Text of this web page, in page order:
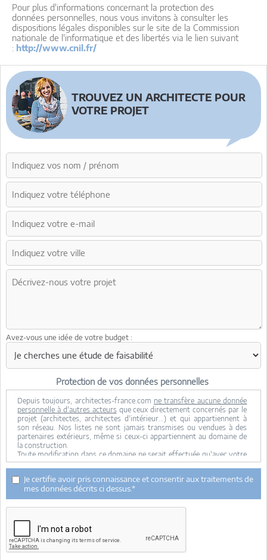
Pour plus d'informations concernant la protection des
données personnelles, nous vous invitons à consulter les
dispositions légales disponibles sur le site de la Commission
nationale de l'informatique et des libertés via le lien suivant
: http://www.cnil.fr/
TROUVEZ UN ARCHITECTE POUR
VOTRE PROJET
Avez-vous une idée de votre budget :
Protection de vos données personnelles
Depuis toujours, architectes-france.com ne transfère aucune donnée
personnelle à d'autres acteurs que ceux directement concernés par le
projet (architectes, architectes d'intérieur...) et qui appartiennent à
son réseau. Nos listes ne sont jamais transmises ou vendues à des
partenaires extérieurs, même si ceux-ci appartiennent au domaine de
la construction.
Toute modification dans ce domaine ne serait effectuée qu'avec votre
consentement.
Je consens à ce que mes données personnelles soient collectées pour
permettre à architectes-france de transférer votre projet aux
architectes. Seul Architectes-france, ses équipes internes et la
maitrise d'oeuvre concernée par le projet y ont accès. Aucune
transmission de données à des tiers à l'exclusion de ceux décrits ci
dessus n'est réalisée.
Mes données téléphoniques seront uniquement utilisées par
Architectes-france.com et les architectes de notre réseau dans le
cadre de la qualification et du suivi de mon projet.
Je certifie avoir pris connaissance et consentir aux traitements de
mes données décrits ci dessus.*